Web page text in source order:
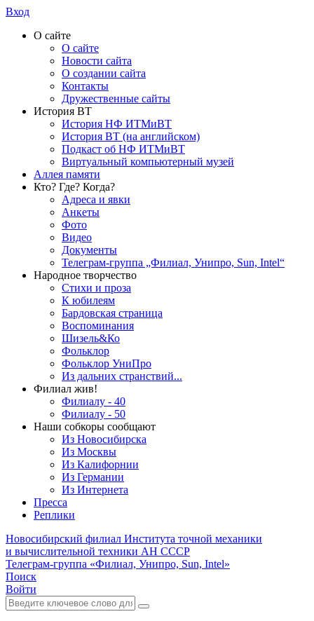
Вход
О сайте
О сайте
Новости сайта
О создании сайта
Контакты
Дружественные сайты
История ВТ
История НФ ИТМиВТ
История ВТ (на английском)
Подкаст об НФ ИТМиВТ
Виртуальный компьютерный музей
Аллея памяти
Кто? Где? Когда?
Адреса и явки
Анкеты
Фото
Видео
Документы
Телеграм-группа „Филиал, Унипро, Sun, Intel“
Народное творчество
Стихи и проза
К юбилеям
Бардовская страница
Воспоминания
Шизель&Ко
Фольклор
Фольклор УниПро
Из дальних странствий...
Филиал жив!
Филиалу - 40
Филиалу - 50
Наши собкоры сообщают
Из Новосибирска
Из Москвы
Из Калифорнии
Из Германии
Из Интернета
Пресса
Реплики
Новосибирский филиал Института точной механики
и вычислительной техники АН СССР
Телеграм-группа «Филиал, Унипро, Sun, Intel»
Поиск
Войти